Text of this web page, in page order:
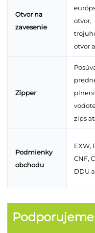
Otvor na
zavesenie
otvor,
otvor
Zipper
zips
Podmienky
obchodu
EXW,
CNF,
DDU